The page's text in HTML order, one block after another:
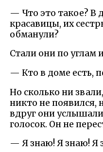
— Что это такое? В
красавицы, их
обманули?
Стали они по углам
— Кто в доме есть,
Но сколько ни
никто не появился,
вдруг они
голосок. Он не
— Я знаю! Я знаю! Я